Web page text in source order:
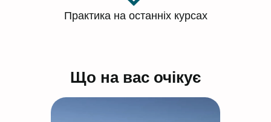
Практика на останніх курсах
Що на вас очікує